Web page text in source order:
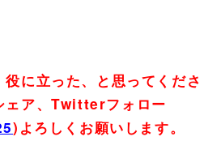
に立った、と思ってくださ
ェア、Twitterフォロー
) よろしくお願いします。